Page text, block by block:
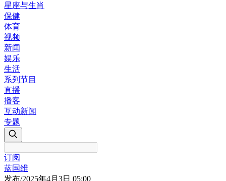
星座与生肖
保健
体育
视频
新闻
娱乐
生活
系列节目
直播
播客
互动新闻
专题
订阅
蓝国维
发布/2025年4月3日 05:00